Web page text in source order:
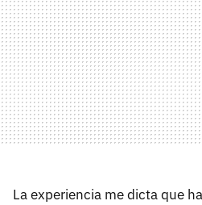
La experiencia me dicta que